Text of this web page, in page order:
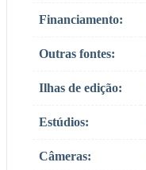
Financiamento:
Outras fontes:
Ilhas de edição:
Estúdios:
Câmeras: